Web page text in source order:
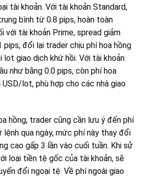
tài khoản. Với tài khoản Standard,
bình từ 0.8 pips, hoàn toàn
với tài khoản Prime, spread giảm
pips, đổi lại trader chịu phí hoa hồng
lot giao dịch khứ hồi. Với tài khoản
như bằng 0.0 pips, còn phí hoa
lot, phù hợp cho các nhà giao
hồng, trader cũng cần lưu ý đến phí
lệnh qua ngày, mức phí này thay đổi
cao gấp 3 lần vào cuối tuần. Khi sử
loại tiền tệ gốc của tài khoản, sẽ
đổi ngoại tệ. Về phí ngoài giao